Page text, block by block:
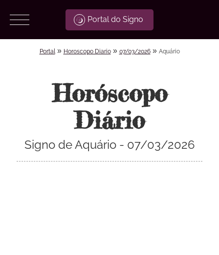
Portal do Signo
Portal » Horoscopo Diario» 07/03/2026» Aquário
Horóscopo
Diário
Signo de Aquário - 07/03/2026